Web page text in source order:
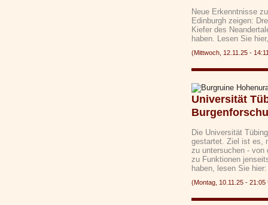
Neue Erkenntnisse
Edinburgh zeigen:
Kiefer des
haben. Lesen Sie
(Mittwoch, 12.11.25 -
Universität
Die Universität
gestartet. Ziel ist es,
zu untersuchen - von
zu Funktionen
haben, lesen Sie
(Montag, 10.11.25 -